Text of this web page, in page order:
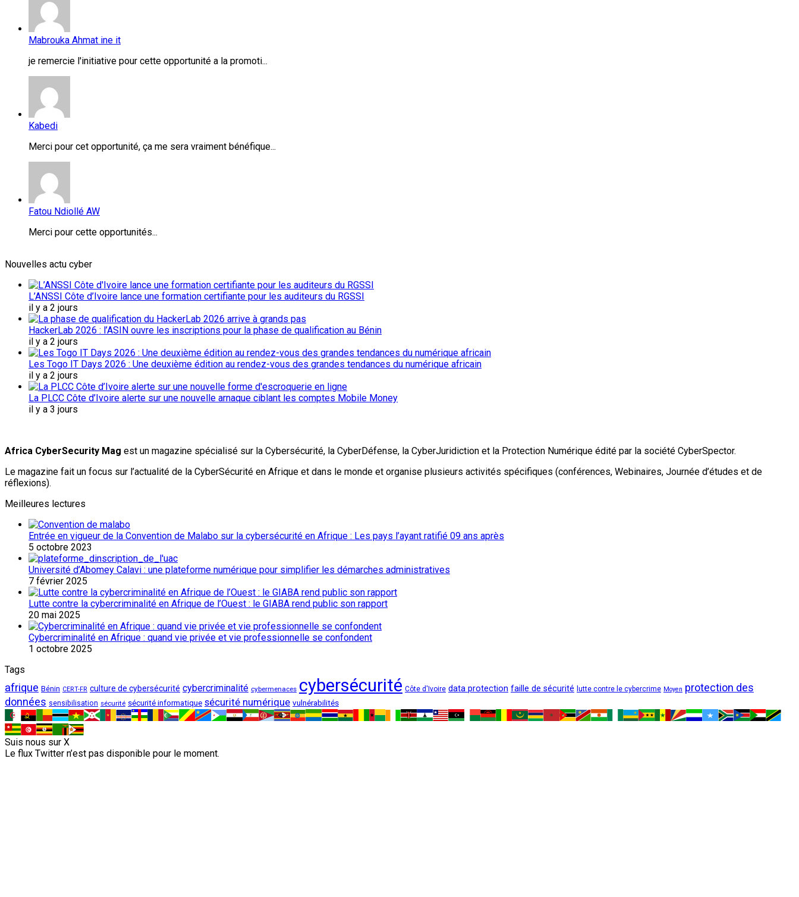
Mabrouka Ahmat ine it
je remercie l'initiative pour cette opportunité a la promoti...
Kabedi
Merci pour cet opportunité, ça me sera vraiment bénéfique...
Fatou Ndiollé AW
Merci pour cette opportunités...
Nouvelles actu cyber
L’ANSSI Côte d’Ivoire lance une formation certifiante pour les auditeurs du RGSSI
il y a 2 jours
HackerLab 2026 : l’ASIN ouvre les inscriptions pour la phase de qualification au Bénin
il y a 2 jours
Les Togo IT Days 2026 : Une deuxième édition au rendez-vous des grandes tendances du numérique africain
il y a 2 jours
La PLCC Côte d’Ivoire alerte sur une nouvelle arnaque ciblant les comptes Mobile Money
il y a 3 jours
Africa CyberSecurity Mag est un magazine spécialisé sur la Cybersécurité, la CyberDéfense, la CyberJuridiction et la Protection Numérique édité par la société CyberSpector.
Le magazine fait un focus sur l’actualité de la CyberSécurité en Afrique et dans le monde et organise plusieurs activités spécifiques (conférences, Webinaires, Journée d’études et de
réflexions).
Meilleures lectures
Entrée en vigueur de la Convention de Malabo sur la cybersécurité en Afrique : Les pays l’ayant ratifié 09 ans après
5 octobre 2023
Université d’Abomey Calavi : une plateforme numérique pour simplifier les démarches administratives
7 février 2025
Lutte contre la cybercriminalité en Afrique de l’Ouest : le GIABA rend public son rapport
20 mai 2025
Cybercriminalité en Afrique : quand vie privée et vie professionnelle se confondent
1 octobre 2025
Tags
afrique Bénin CERT-FR culture de cybersécurité cybercriminalité cybermenaces cybersécurité Côte d'Ivoire data protection faille de sécurité lutte contre le cybercrime Moyen protection des
données sensibilisation sécurité sécurité informatique sécurité numérique vulnérabilités
Suis nous sur X
Le flux Twitter n’est pas disponible pour le moment.